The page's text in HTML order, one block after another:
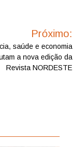
Próximo:
saúde e economia
a nova edição da
Revista NORDESTE